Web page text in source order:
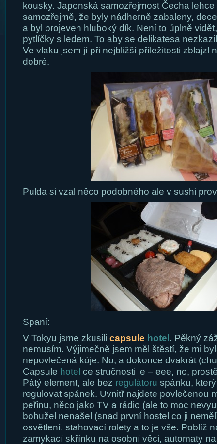
kousky. Japonská samozřejmost Čecha
samozřejmě, že byly nádherně zabaleny,
a byl projeven hluboký dík. Není to úplně
pytlíčky s ledem. To aby se delikatesa
Ve vlaku jsem jí při nejbližší příležitosti zblajzl
dobré.
Pulda si vzal něco podobného ale v sushi
Spaní:
V Tokyu jsme zkusili capsule hotel . Pěkný
nemusím. Výjimečně jsem měl štěstí, že mi
nepovlečená kóje. No, a dokonce dvakrát
Capsule hotel ce stručnosti je – eee, no,
Pátý element, ale bez regulátoru spánku,
regulovat spánek. Uvnitř najdete povlečenou
peřinu, něco jako TV a rádio (ale to moc
bohužel nenašel (snad první hostel co ji
osvětlení, stahovací rolety a to je vše. Poblíž
zamykací skřínku na osobní věci, automaty